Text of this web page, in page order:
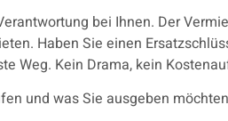
bei Ihnen. Der
Haben Sie einen
Weg. Kein Drama, kein
und was Sie ausgeben